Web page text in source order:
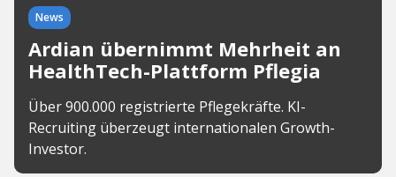
News
Ardian übernimmt Mehrheit an
HealthTech-Plattform Pflegia
Über 900.000 registrierte Pflegekräfte. KI-
Recruiting überzeugt internationalen Growth-
Investor.